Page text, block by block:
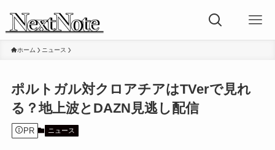
ホーム ニュース
ポルトガル対クロアチアはTVerで見れ
る？地上波とDAZN見逃し配信
PR ニュース